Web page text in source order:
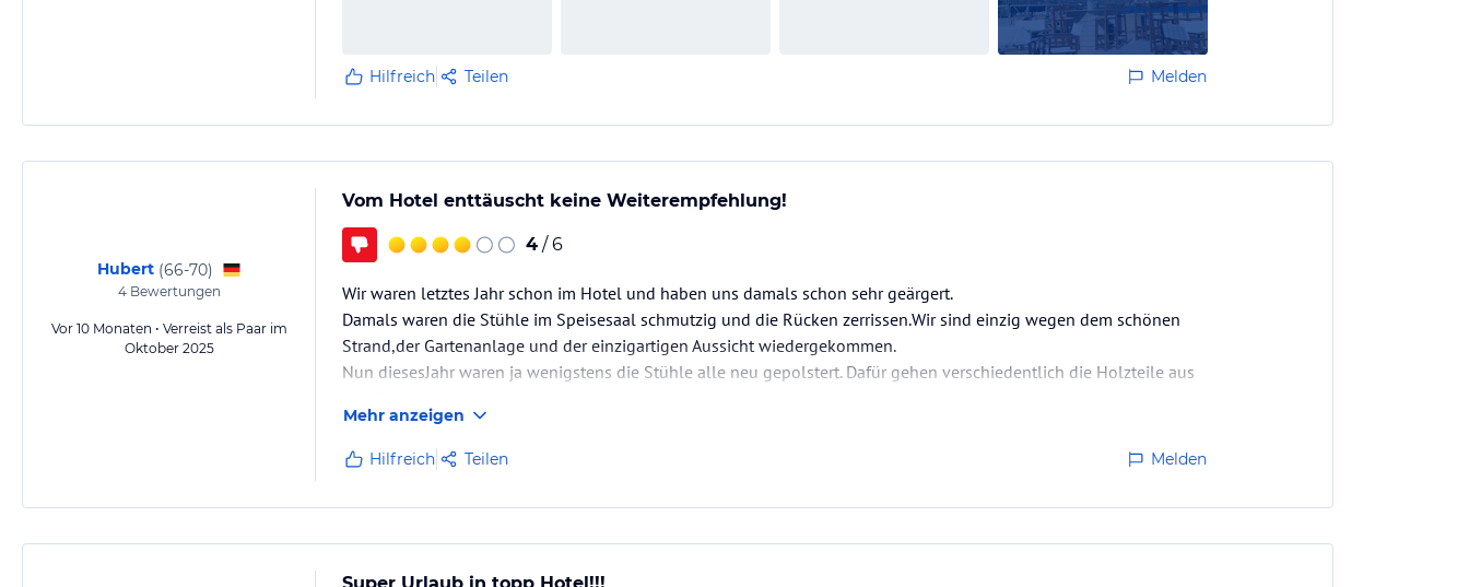
Hilfreich Teilen Melden
Hubert (66-70)
4 Bewertungen
Vor 10 Monaten • Verreist als Paar im
Oktober 2025
Vom Hotel enttäuscht keine Weiterempfehlung!
4 / 6
Wir waren letztes Jahr schon im Hotel und haben uns damals schon sehr geärgert.
Damals waren die Stühle im Speisesaal schmutzig und die Rücken zerrissen.Wir sind einzig wegen dem schönen
Strand,der Gartenanlage und der einzigartigen Aussicht wiedergekommen.
Nun diesesJahr waren ja wenigstens die Stühle alle neu gepolstert. Dafür gehen verschiedentlich die Holzteile aus
Das Buffet ist sehr eng und die Auswahl mäßig. Entspricht insgesamt einer Kantine. Da die Getränkepreise hoch sind,
haben wir eine…
Mehr anzeigen
Hilfreich Teilen Melden